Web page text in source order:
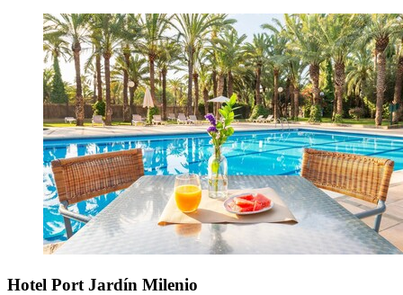
Hotel Port Jardín Milenio